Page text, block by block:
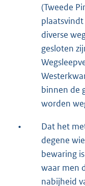
(Tweede
diverse
gesloten
binnen de
worden
•
Dat het
degene
bewaring
waar men
nabijheid